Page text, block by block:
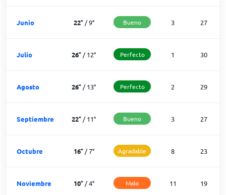
Junio 22°/9° Bueno 3 27
Julio 26° /12° Perfecto 1 30
Agosto 26° /13° Perfecto 2 29
Septiembre 22° /11° Bueno 3 27
Octubre 16°/7° Agradable 8 23
Noviembre 10°/4° Malo 11 19